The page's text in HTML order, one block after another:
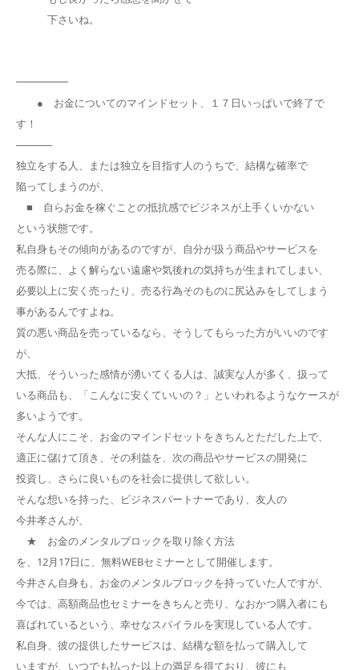
下さいね。
━━━━━
● お金についてのマインドセット、１７日いっぱいで終了で
す！
─────
独立をする人、または独立を目指す人のうちで、結構な確率で
陥ってしまうのが、
■ 自らお金を稼ぐことの抵抗感でビジネスが上手くいかない
という状態です。
私自身もその傾向があるのですが、自分が扱う商品やサービスを
売る際に、よく解らない遠慮や気後れの気持ちが生まれてしまい、
必要以上に安く売ったり、売る行為そのものに尻込みをしてしまう
事があるんですよね。
質の悪い商品を売っているなら、そうしてもらった方がいいのです
が、
大抵、そういった感情が湧いてくる人は、誠実な人が多く、扱って
いる商品も、「こんなに安くていいの？」といわれるようなケースが
多いようです。
そんな人にこそ、お金のマインドセットをきちんとただした上で、
適正に儲けて頂き、その利益を、次の商品やサービスの開発に
投資し、さらに良いものを社会に提供して欲しい。
そんな想いを持った、ビジネスパートナーであり、友人の
今井孝さんが、
★ お金のメンタルブロックを取り除く方法
を、12月17日に、無料WEBセミナーとして開催します。
今井さん自身も、お金のメンタルブロックを持っていた人ですが、
今では、高額商品也セミナーをきちんと売り、なおかつ購入者にも
喜ばれているという、幸せなスパイラルを実現している人です。
私自身、彼の提供したサービスは、結構な額を払って購入して
いますが、いつでも払った以上の満足を得ており、彼にも